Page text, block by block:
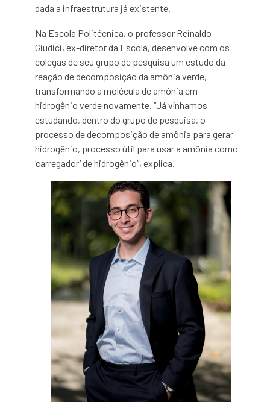
dada a infraestrutura já existente.
Na Escola Politécnica, o professor Reinaldo
Giudici, ex-diretor da Escola, desenvolve com os
colegas de seu grupo de pesquisa um estudo da
reação de decomposição da amônia verde,
transformando a molécula de amônia em
hidrogênio verde novamente. “Já vínhamos
estudando, dentro do grupo de pesquisa, o
processo de decomposição de amônia para gerar
hidrogênio, processo útil para usar a amônia como
‘carregador’ de hidrogênio”, explica.